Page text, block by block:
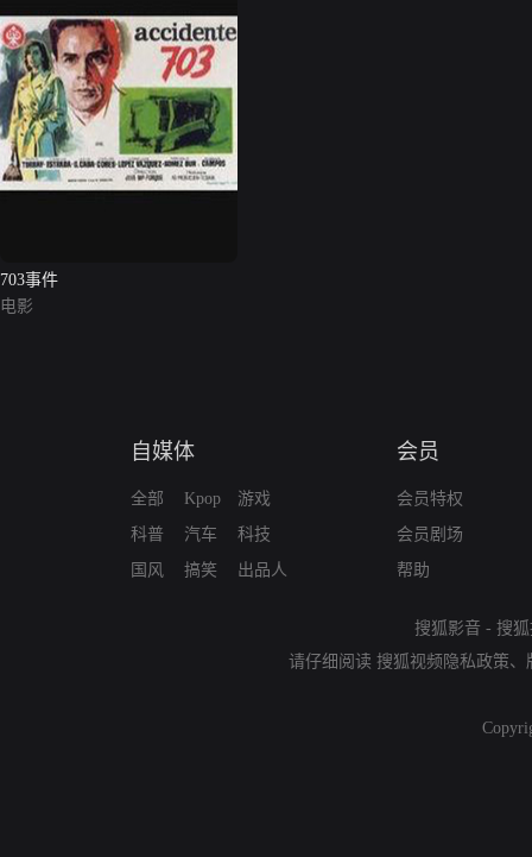
703事件
电影
自媒体
全部
科普
国风
Kpop
汽车
搞笑
游戏
科技
出品人
会员
会员特权
会员剧场
帮助
搜狐影音 - 搜
请仔细阅读 搜狐视频隐私政策、